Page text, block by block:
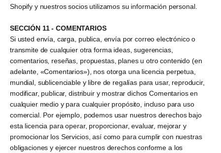
Shopify y nuestros socios utilizamos su información personal.
SECCIÓN 11 - COMENTARIOS
Si usted envía, carga, publica, envía por correo electrónico o
transmite de cualquier otra forma ideas, sugerencias,
comentarios, reseñas, propuestas, planes u otro contenido (en
adelante, «Comentarios»), nos otorga una licencia perpetua,
mundial, sublicenciable y libre de regalías para usar, reproducir,
modificar, publicar, distribuir y mostrar dichos Comentarios en
cualquier medio y para cualquier propósito, incluso para uso
comercial. Por ejemplo, podemos usar nuestros derechos bajo
esta licencia para operar, proporcionar, evaluar, mejorar y
promocionar los Servicios, así como para cumplir con nuestras
obligaciones y ejercer nuestros derechos conforme a los